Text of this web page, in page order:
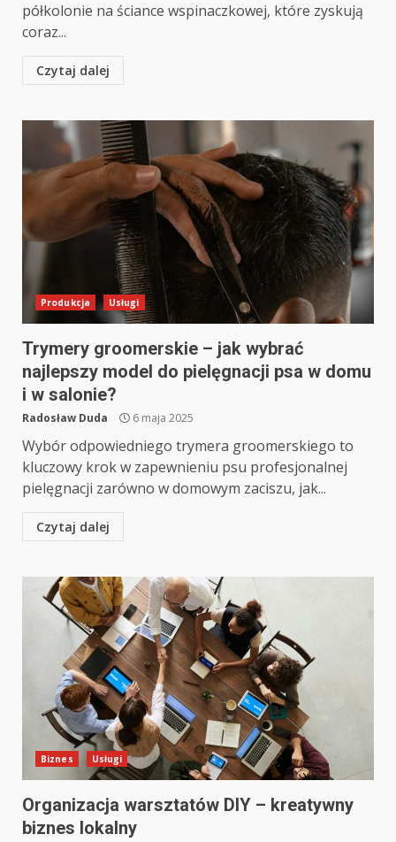
półkolonie na ściance wspinaczkowej, które zyskują
coraz...
Czytaj dalej
Produkcja Usługi
Trymery groomerskie – jak wybrać
najlepszy model do pielęgnacji psa w domu
i w salonie?
Radosław Duda 6 maja 2025
Wybór odpowiedniego trymera groomerskiego to
kluczowy krok w zapewnieniu psu profesjonalnej
pielęgnacji zarówno w domowym zaciszu, jak...
Czytaj dalej
Biznes Usługi
Organizacja warsztatów DIY – kreatywny
biznes lokalny